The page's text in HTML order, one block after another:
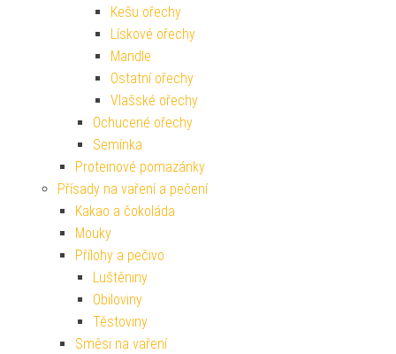
Kešu ořechy
Lískové ořechy
Mandle
Ostatní ořechy
Vlašské ořechy
Ochucené ořechy
Semínka
Proteinové pomazánky
Přísady na vaření a pečení
Kakao a čokoláda
Mouky
Přílohy a pečivo
Luštěniny
Obiloviny
Těstoviny
Směsi na vaření